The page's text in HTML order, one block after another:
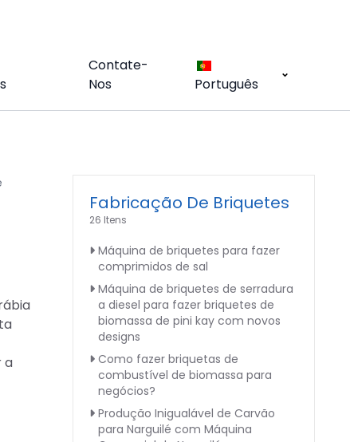
Contate-
Nos
Português
a
Fabricação De Briquetes
26 Itens
Máquina de briquetes para fazer
comprimidos de sal
Máquina de briquetes de serradura
a diesel para fazer briquetes de
biomassa de pini kay com novos
designs
Como fazer briquetas de
combustível de biomassa para
negócios?
Produção Inigualável de Carvão
para Narguilé com Máquina